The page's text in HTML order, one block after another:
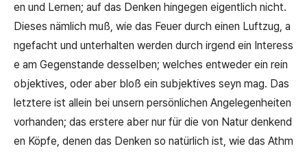
en und Lernen; auf das Denken hingegen eigentlich nicht.
Dieses nämlich muß, wie das Feuer durch einen Luftzug, a
ngefacht und unterhalten werden durch irgend ein Interess
e am Gegenstande desselben; welches entweder ein rein
objektives, oder aber bloß ein subjektives seyn mag. Das
letztere ist allein bei unsern persönlichen Angelegenheiten
vorhanden; das erstere aber nur für die von Natur denkend
en Köpfe, denen das Denken so natürlich ist, wie das Athm